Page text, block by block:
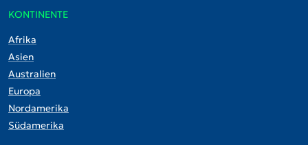
KONTINENTE
Afrika
Asien
Australien
Europa
Nordamerika
Südamerika